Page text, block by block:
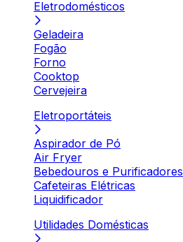
Eletrodomésticos
Geladeira
Fogão
Forno
Cooktop
Cervejeira
Eletroportáteis
Aspirador de Pó
Air Fryer
Bebedouros e Purificadores
Cafeteiras Elétricas
Liquidificador
Utilidades Domésticas